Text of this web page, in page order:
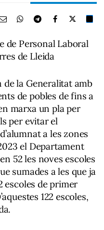
de Personal Laboral
de Lleida
de la Generalitat amb
de pobles de fins a
marxa un pla per
per evitar el
a les zones
el Departament
52 les noves escoles
sumades a les que ja
escoles de primer
122 escoles,